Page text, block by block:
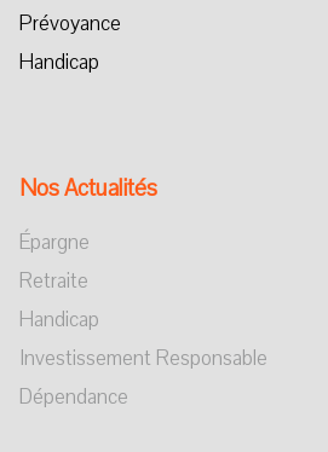
Prévoyance
Handicap
Nos Actualités
Épargne
Retraite
Handicap
Investissement Responsable
Dépendance